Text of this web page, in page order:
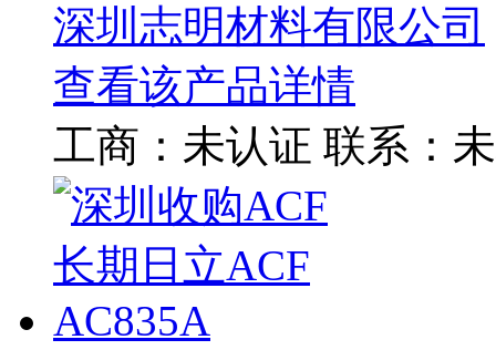
深圳志明材料有限公司
查看该产品详情
工商： 未认证 联系：